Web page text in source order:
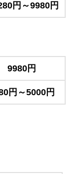
円～9980円
9980円
円～5000円